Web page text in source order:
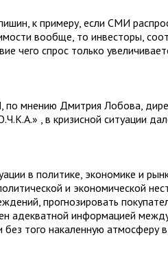
к примеру, если СМИ
вообще, то инвесторы,
чего спрос только
мнению Дмитрия Лобова,
, в кризисной ситуации
в политике, экономике и
и экономической
прогнозировать
адекватной информацией
без того накаленную атмосферу